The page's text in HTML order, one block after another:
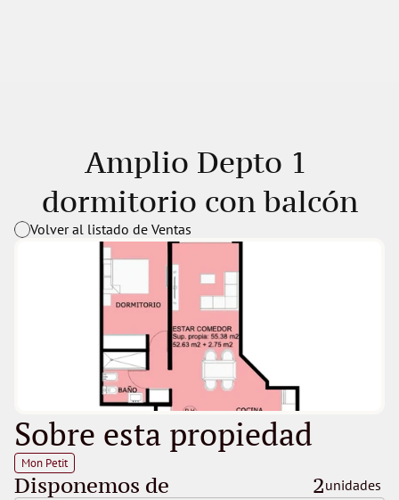
Amplio Depto 1
dormitorio con balcón
Volver al listado de Ventas
Sobre esta propiedad
Mon Petit
Disponemos de 2unidades